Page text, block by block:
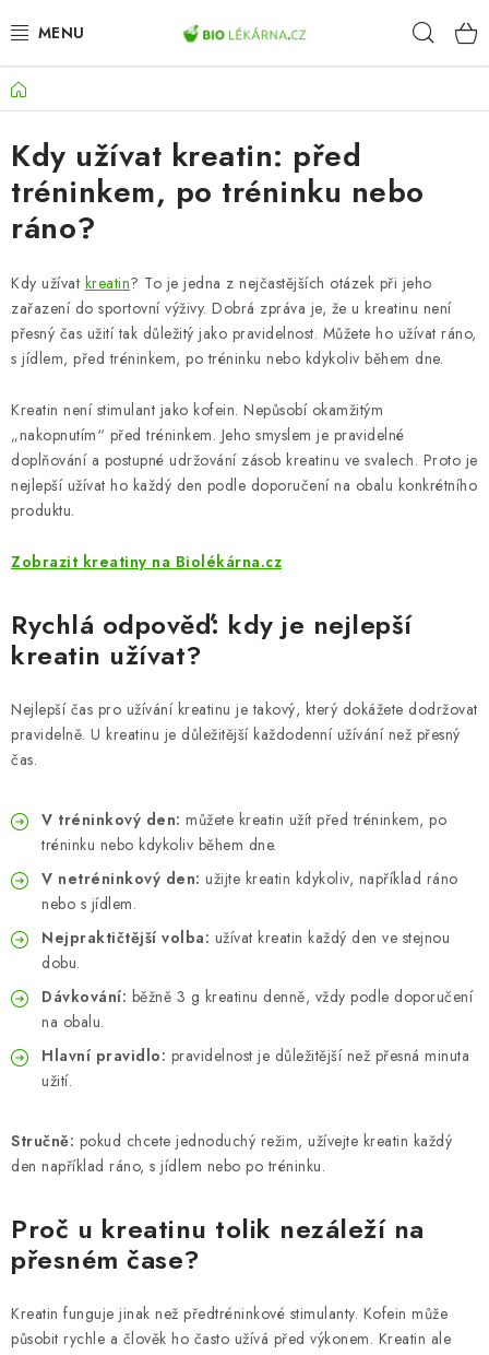
na
AKCE
DOPLŇKY STRAVY
PŘÍRODNÍ KOSMETIKA
ZDRAVÉ POTRAVINY
ZDRAVOTNÍ OKRUHY
ZNAČKY
Odborný garant MUDr. Monika Klaudysová
Moje objednávka
Mapa serveru
Domů
Kdy užívat kreatin: před
tréninkem, po tréninku nebo
ráno?
Kdy užívat kreatin? To je jedna z nejčastějších otázek při jeho
zařazení do sportovní výživy. Dobrá zpráva je, že u kreatinu není
přesný čas užití tak důležitý jako pravidelnost. Můžete ho užívat ráno,
s jídlem, před tréninkem, po tréninku nebo kdykoliv během dne.
Kreatin není stimulant jako kofein. Nepůsobí okamžitým
„nakopnutím“ před tréninkem. Jeho smyslem je pravidelné
doplňování a postupné udržování zásob kreatinu ve svalech. Proto je
nejlepší užívat ho každý den podle doporučení na obalu konkrétního
produktu.
Zobrazit kreatiny na Biolékárna.cz
Rychlá odpověď: kdy je nejlepší
kreatin užívat?
Nejlepší čas pro užívání kreatinu je takový, který dokážete dodržovat
pravidelně. U kreatinu je důležitější každodenní užívání než přesný
čas.
V tréninkový den: můžete kreatin užít před tréninkem, po
tréninku nebo kdykoliv během dne.
V netréninkový den: užijte kreatin kdykoliv, například ráno
nebo s jídlem.
Nejpraktičtější volba: užívat kreatin každý den ve stejnou
dobu.
Dávkování: běžně 3 g kreatinu denně, vždy podle doporučení
na obalu.
Hlavní pravidlo: pravidelnost je důležitější než přesná minuta
užití.
Stručně: pokud chcete jednoduchý režim, užívejte kreatin každý
den například ráno, s jídlem nebo po tréninku.
Proč u kreatinu tolik nezáleží na
přesném čase?
Kreatin funguje jinak než předtréninkové stimulanty. Kofein může
působit rychle a člověk ho často užívá před výkonem. Kreatin ale